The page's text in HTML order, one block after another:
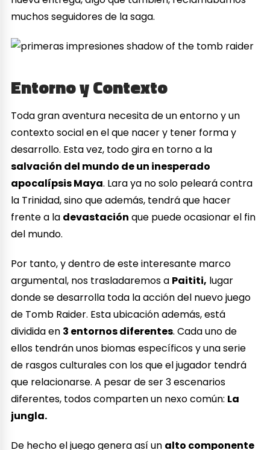
muchos seguidores de la saga.
Entorno y Contexto
Toda gran aventura necesita de un entorno y un
contexto social en el que nacer y tener forma y
desarrollo. Esta vez, todo gira en torno a la
salvación del mundo de un inesperado
apocalípsis Maya. Lara ya no solo peleará contra
la Trinidad, sino que además, tendrá que hacer
frente a la devastación que puede ocasionar el fin
del mundo.
Por tanto, y dentro de este interesante marco
argumental, nos trasladaremos a Paititi, lugar
donde se desarrolla toda la acción del nuevo juego
de Tomb Raider. Esta ubicación además, está
dividida en 3 entornos diferentes. Cada uno de
ellos tendrán unos biomas específicos y una serie
de rasgos culturales con los que el jugador tendrá
que relacionarse. A pesar de ser 3 escenarios
diferentes, todos comparten un nexo común: La
jungla.
De hecho el juego genera así un alto componente